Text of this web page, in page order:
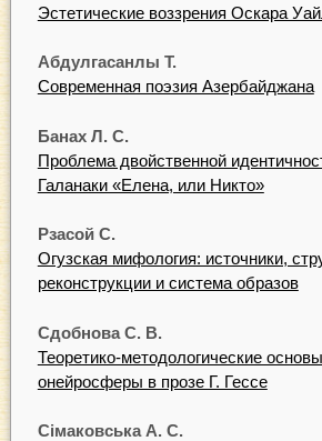
Эстетические воззрения Оскара
Абдулгасанлы Т.
Современная поэзия Азербайджана
Банах Л. С.
Проблема двойственной
Галанаки «Елена, или Никто»
Рзасой С.
Огузская мифология: источники,
реконструкции и система образов
Сдобнова С. В.
Теоретико-методологические
онейросферы в прозе Г. Гессе
Сімаковська А. С.